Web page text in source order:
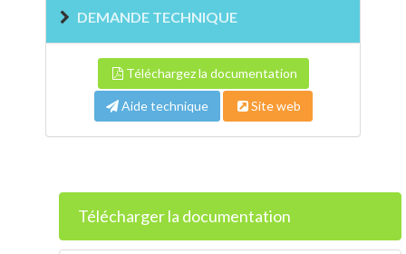
DEMANDE TECHNIQUE
Téléchargez la documentation
Aide technique Site web
Télécharger la documentation